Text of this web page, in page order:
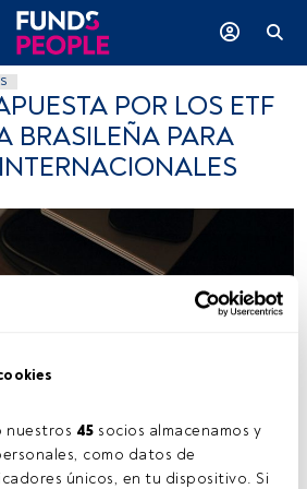
nuestros 45 socios almacenamos y
como datos de
únicos, en tu dispositivo. Si
POR LOS ETF
BRASILEÑA PARA